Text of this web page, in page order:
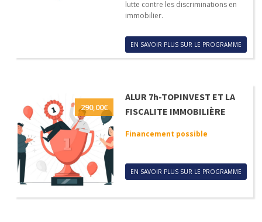
lutte contre les discriminations en
immobilier.
EN SAVOIR PLUS SUR LE PROGRAMME
290,00€
ALUR 7h-TOPINVEST ET LA
FISCALITE IMMOBILIÈRE
Financement possible
EN SAVOIR PLUS SUR LE PROGRAMME